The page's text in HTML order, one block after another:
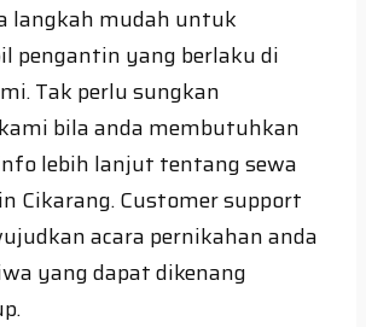
langkah mudah untuk
pengantin yang berlaku di
Tak perlu sungkan
bila anda membutuhkan
lebih lanjut tentang sewa
Cikarang. Customer support
acara pernikahan anda
yang dapat dikenang